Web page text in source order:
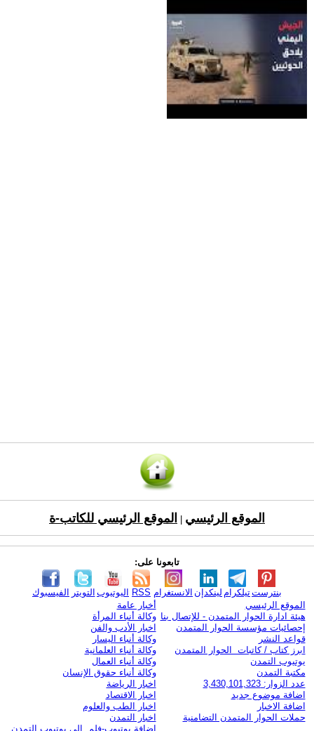
الموقع الرئيسي الموقع الرئيسي للكاتب-ة
تابعونا على:
الفيسبوك التويتر اليوتيوب RSS الانستغرام لينكدإن تيلكرامبنترست
الموقع الرئيسي
هيئة ادارة الحوار المتمدن - للإتصال بنا
إحصائيات مؤسسة الحوار المتمدن
قواعد النشر
ابرز كتاب / كاتبات الحوار المتمدن
يوتيوب التمدن
مكتبة التمدن
عدد الزوار: 3,430,101,323
اضافة موضوع جديد
اضافة الاخبار
حملات الحوار المتمدن التضامنية
أخبار عامة
وكالة أنباء المرأة
اخبار الأدب والفن
وكالة أنباء اليسار
وكالة أنباء العلمانية
وكالة أنباء العمال
وكالة أنباء حقوق الإنسان
اخبار الرياضة
اخبار الاقتصاد
اخبار الطب والعلوم
اخبار التمدن
إضافة يوتيوب-فلم إلى يوتيوب التمدن